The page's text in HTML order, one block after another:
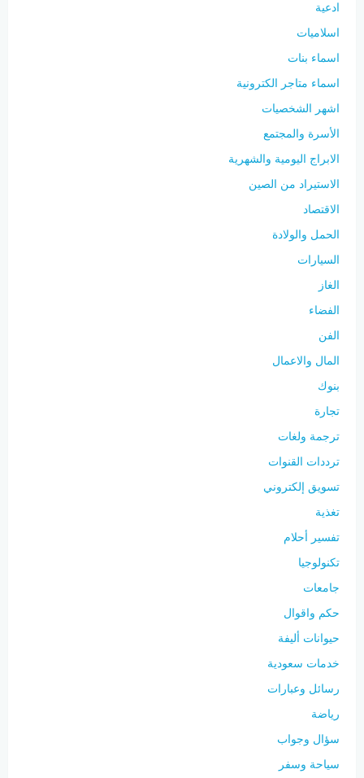
ادعية
اسلاميات
اسماء بنات
اسماء متاجر الكترونية
اشهر الشخصيات
الأسرة والمجتمع
الابراج اليومية والشهرية
الاستيراد من الصين
الاقتصاد
الحمل والولادة
السيارات
الغاز
الفضاء
الفن
المال والاعمال
بنوك
تجارة
ترجمة ولغات
ترددات القنوات
تسويق إلكتروني
تغذية
تفسير أحلام
تكنولوجيا
جامعات
حكم واقوال
حيوانات أليفة
خدمات سعودية
رسائل وعبارات
رياضة
سؤال وجواب
سياحة وسفر